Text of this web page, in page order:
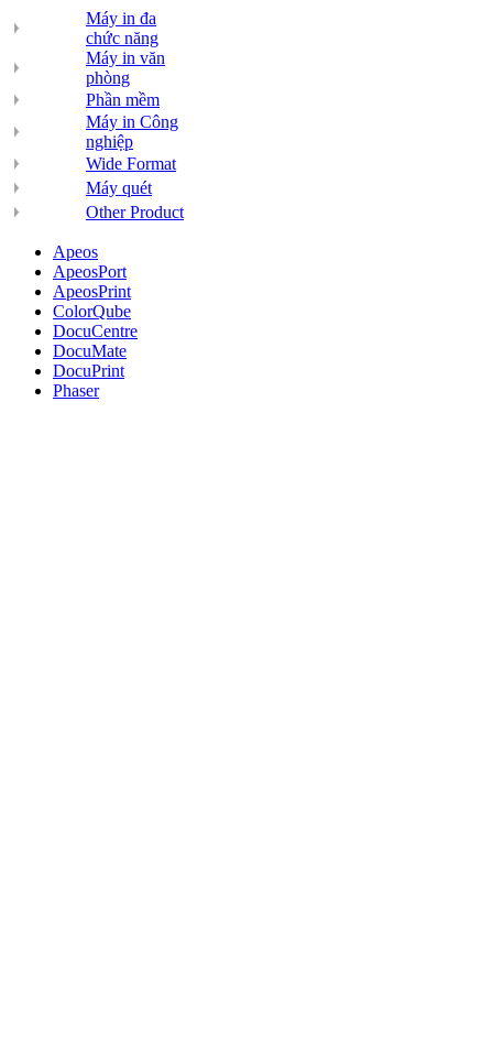
Máy in đa
chức năng
Máy in văn
phòng
Phần mềm
Máy in Công
nghiệp
Wide Format
Máy quét
Other Product
Apeos
ApeosPort
ApeosPrint
ColorQube
DocuCentre
DocuMate
DocuPrint
Phaser